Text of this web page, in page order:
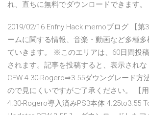
れ、直ちに無料でダウンロードできます。
2019/02/16 Enfny Hack memoブログ 【第
ームに関する情報、音楽・動画など多種
ていきます。 ※このエリアは、60日間投
されます。記事を投稿すると、表示され
CFW 4.30-Rogero⇒3.55ダウングレード方
ので見にくいですがご了承ください。 【
4.30-Rogero導入済みPS3本体 4.25to3.55